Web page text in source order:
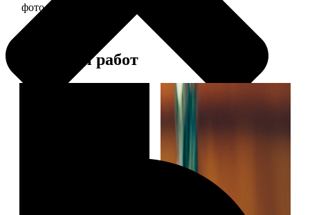
фото 13х18 в деревянной рамке
Примеры работ